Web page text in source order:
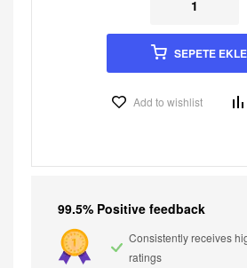
SEPETE EKLE
Add to wishlist
99.5% Positive feedback
Consistently receives
ratings